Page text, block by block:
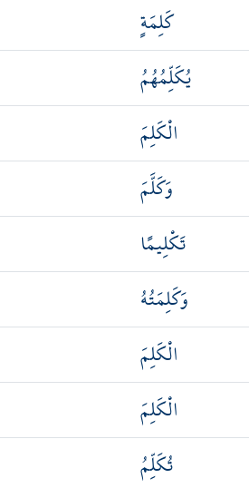
كَلِمَةٍ
يُكَلِّمُهُمُ
الْكَلِمَ
وَكَلَّمَ
تَكْلِيمًا
وَكَلِمَتُهُ
الْكَلِمَ
الْكَلِمَ
تُكَلِّمُ